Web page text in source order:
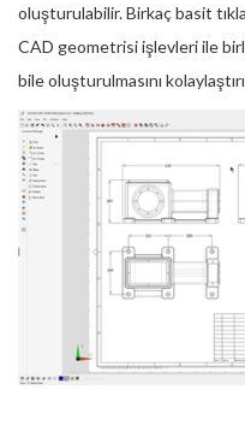
oluşturulabilir. Birkaç basit
CAD geometrisi işlevleri ile
bile oluşturulmasını